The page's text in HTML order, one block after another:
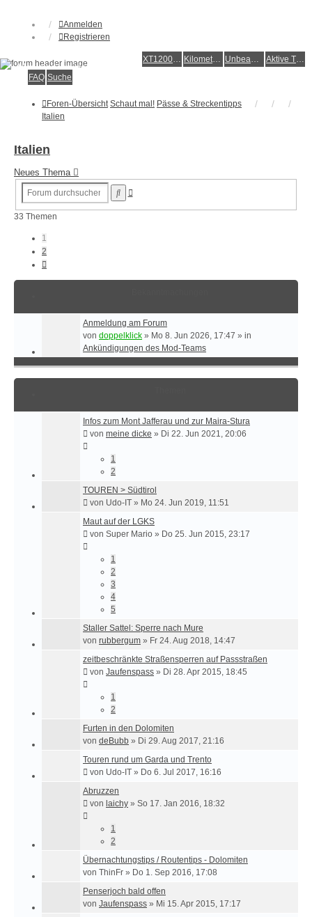
Anmelden
Registrieren
XT1200Z-Wiki Kilometerstatistik Unbeantwortete Themen Aktive Themen
Alles rund um die Yamaha XT1200Z Super Ténéré
FAQ Suche
Foren-Übersicht Schaut mal! Pässe & Streckentipps
Italien
Italien
Neues Thema
SucheErweiterte
33 Themen
1
2
Anmeldung am Forum
von doppelklick » Mo 8. Jun 2026, 17:47 » in
Ankündigungen des Mod-Teams
Infos zum Mont Jafferau und zur Maira-Stura
von meine dicke » Di 22. Jun 2021, 20:06
1
2
TOUREN > Südtirol
von Udo-IT » Mo 24. Jun 2019, 11:51
Maut auf der LGKS
von Super Mario » Do 25. Jun 2015, 23:17
1
2
3
4
5
Staller Sattel: Sperre nach Mure
von rubbergum » Fr 24. Aug 2018, 14:47
zeitbeschränkte Straßensperren auf Passstraßen
von Jaufenspass » Di 28. Apr 2015, 18:45
1
2
Furten in den Dolomiten
von deBubb » Di 29. Aug 2017, 21:16
Touren rund um Garda und Trento
von Udo-IT » Do 6. Jul 2017, 16:16
Abruzzen
von laichy » So 17. Jan 2016, 18:32
1
2
Übernachtungstips / Routentips - Dolomiten
von ThinFr » Do 1. Sep 2016, 17:08
Penserjoch bald offen
von Jaufenspass » Mi 15. Apr 2015, 17:17